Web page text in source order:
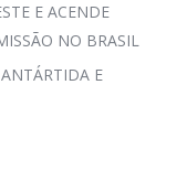
E ACENDE
NO BRASIL
E